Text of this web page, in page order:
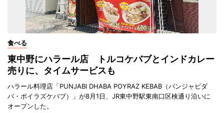
食べる
東中野にハラール店 トルコケバブとインドカレー
売りに、タイムサービスも
ハラール料理店「PUNJABI DHABA POYRAZ KEBAB（パンジャビダ
バ・ポイラズケバブ）」が8月1日、JR東中野駅東南口区検通り沿いに
オープンした。